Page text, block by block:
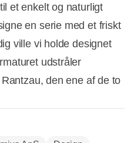
et enkelt og naturligt
en serie med et friskt
ville vi holde designet
udstråler
den ene af de to